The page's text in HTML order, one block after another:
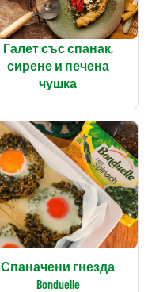
Галет със спанак,
сирене и печена
чушка
Спаначени гнезда
Bonduelle